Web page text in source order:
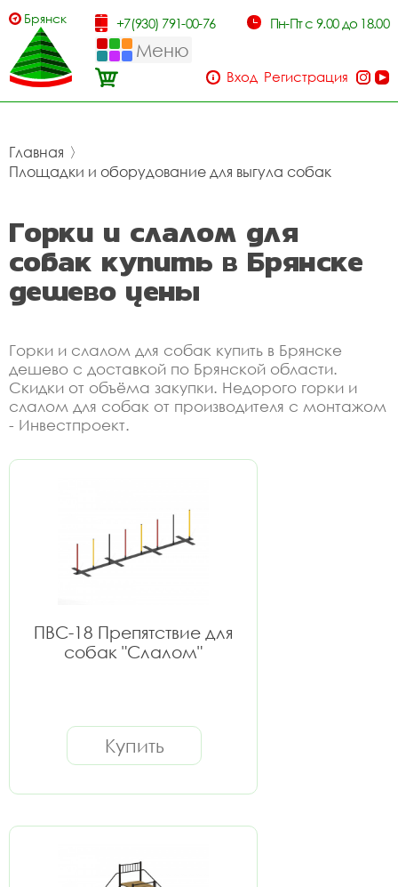
Брянск +7(930) 791-00-76 Пн-Пт с 9.00 до 18.00
Меню
Вход Регистрация
Главная 〉
Площадки и оборудование для выгула собак
Горки и слалом для
собак купить в Брянске
дешево цены
Горки и слалом для собак купить в Брянске
дешево с доставкой по Брянской области.
Скидки от объёма закупки. Недорого горки и
слалом для собак от производителя с монтажом
- Инвестпроект.
ПВС-18 Препятствие для
собак "Слалом"
Купить